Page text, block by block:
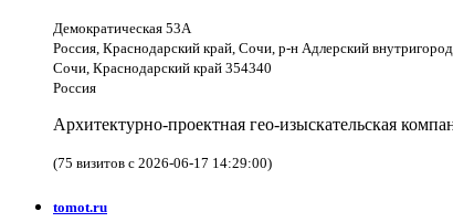
Демократическая 53А
Россия, Краснодарский край, Сочи, р-н Адлерский
Сочи, Краснодарский край 354340
Россия
Архитектурно-проектная гео-изыскательская
(75 визитов с 2026-06-17 14:29:00)
tomot.ru